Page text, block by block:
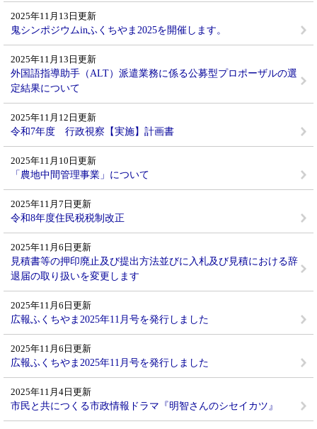
2025年11月13日更新
鬼シンポジウムinふくちやま2025を開催します。
2025年11月13日更新
外国語指導助手（ALT）派遣業務に係る公募型プロポーザルの選
定結果について
2025年11月12日更新
令和7年度 行政視察【実施】計画書
2025年11月10日更新
「農地中間管理事業」について
2025年11月7日更新
令和8年度住民税税制改正
2025年11月6日更新
見積書等の押印廃止及び提出方法並びに入札及び見積における辞
退届の取り扱いを変更します
2025年11月6日更新
広報ふくちやま2025年11月号を発行しました
2025年11月6日更新
広報ふくちやま2025年11月号を発行しました
2025年11月4日更新
市民と共につくる市政情報ドラマ『明智さんのシセイカツ』